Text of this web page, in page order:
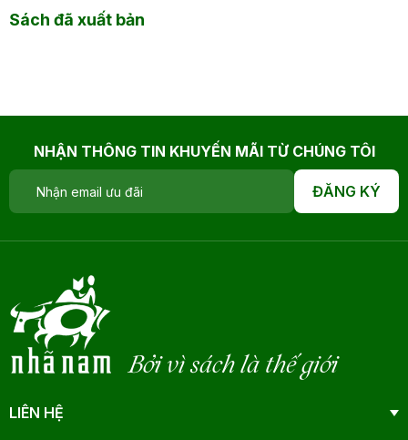
Sách đã xuất bản
NHẬN THÔNG TIN KHUYẾN MÃI TỪ CHÚNG TÔI
ĐĂNG KÝ
Bởi vì sách là thế giới
LIÊN HỆ